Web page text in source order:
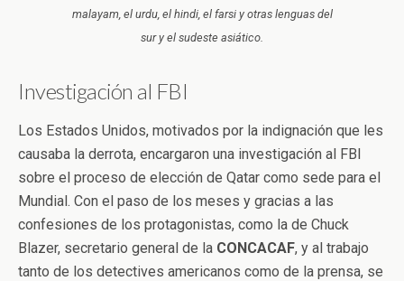
malayam, el urdu, el hindi, el farsi y otras lenguas del
sur y el sudeste asiático.
Investigación al FBI
Los Estados Unidos, motivados por la indignación que les
causaba la derrota, encargaron una investigación al FBI
sobre el proceso de elección de Qatar como sede para el
Mundial. Con el paso de los meses y gracias a las
confesiones de los protagonistas, como la de Chuck
Blazer, secretario general de la CONCACAF, y al trabajo
tanto de los detectives americanos como de la prensa, se